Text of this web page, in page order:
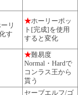
リ
す
★ホーリーポッ
ト[完成]を使用
すると変化
★難易度
Normal・Hardで
コンラス王から
貰う
セーブエルフ/ゴ